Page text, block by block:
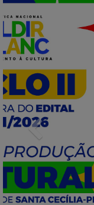
Previous